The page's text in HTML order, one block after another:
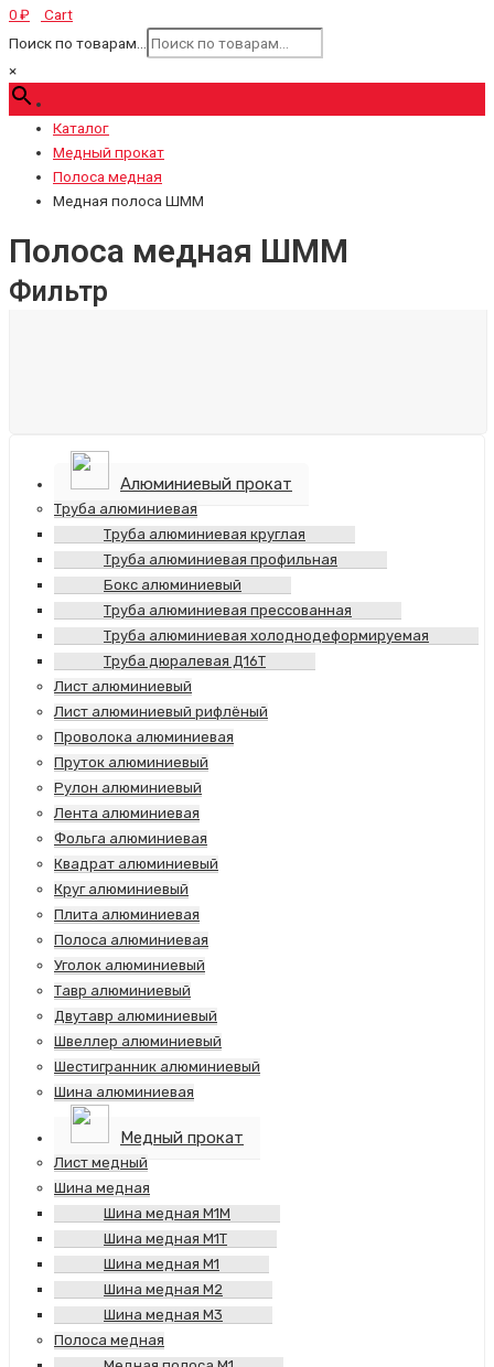
0 ₽
Cart
Поиск по товарам...
×
Каталог
Медный прокат
Полоса медная
Медная полоса ШММ
Полоса медная ШММ
Фильтр
Алюминиевый прокат
Труба алюминиевая
Труба алюминиевая круглая
Труба алюминиевая профильная
Бокс алюминиевый
Труба алюминиевая прессованная
Труба алюминиевая холоднодеформируемая
Труба дюралевая Д16Т
Лист алюминиевый
Лист алюминиевый рифлёный
Проволока алюминиевая
Пруток алюминиевый
Рулон алюминиевый
Лента алюминиевая
Фольга алюминиевая
Квадрат алюминиевый
Круг алюминиевый
Плита алюминиевая
Полоса алюминиевая
Уголок алюминиевый
Тавр алюминиевый
Двутавр алюминиевый
Швеллер алюминиевый
Шестигранник алюминиевый
Шина алюминиевая
Медный прокат
Лист медный
Шина медная
Шина медная М1М
Шина медная М1Т
Шина медная М1
Шина медная М2
Шина медная М3
Полоса медная